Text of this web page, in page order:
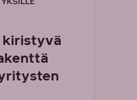
kiristyvä